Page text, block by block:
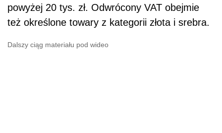
powyżej 20 tys. zł. Odwrócony VAT obejmie
też określone towary z kategorii złota i srebra.
Dalszy ciąg materiału pod wideo